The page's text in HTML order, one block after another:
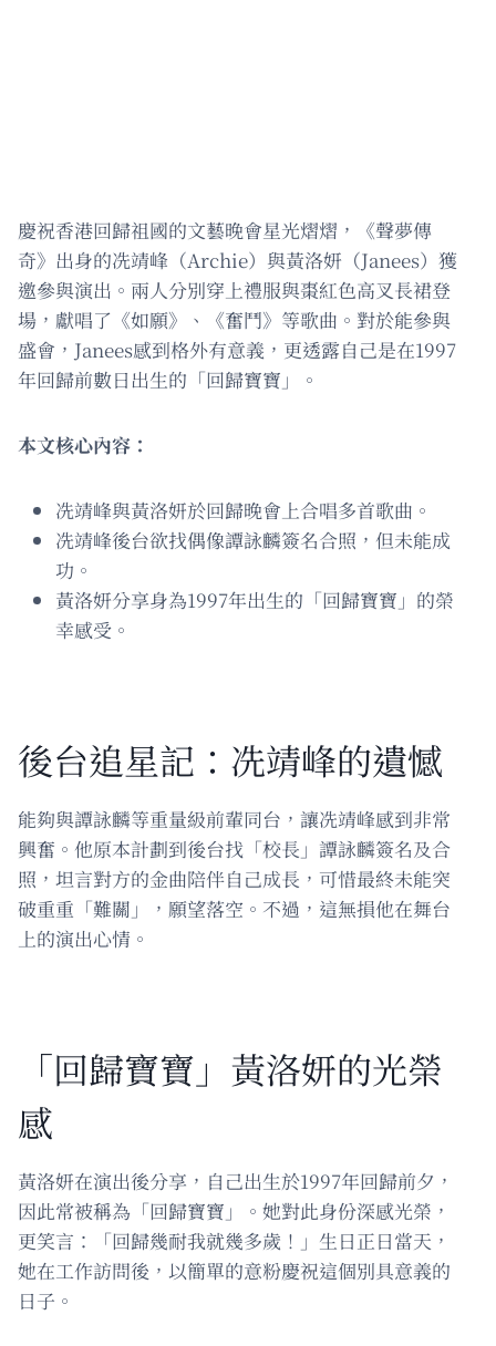
慶祝香港回歸祖國的文藝晚會星光熠熠，《聲夢傳
奇》出身的冼靖峰（Archie）與黃洛妍（Janees）獲
邀參與演出。兩人分別穿上禮服與棗紅色高叉長裙登
場，獻唱了《如願》、《奮鬥》等歌曲。對於能參與
盛會，Janees感到格外有意義，更透露自己是在1997
年回歸前數日出生的「回歸寶寶」。
本文核心內容：
冼靖峰與黃洛妍於回歸晚會上合唱多首歌曲。
冼靖峰後台欲找偶像譚詠麟簽名合照，但未能成
功。
黃洛妍分享身為1997年出生的「回歸寶寶」的榮
幸感受。
後台追星記：冼靖峰的遺憾
能夠與譚詠麟等重量級前輩同台，讓冼靖峰感到非常
興奮。他原本計劃到後台找「校長」譚詠麟簽名及合
照，坦言對方的金曲陪伴自己成長，可惜最終未能突
破重重「難關」，願望落空。不過，這無損他在舞台
上的演出心情。
「回歸寶寶」黃洛妍的光榮
感
黃洛妍在演出後分享，自己出生於1997年回歸前夕，
因此常被稱為「回歸寶寶」。她對此身份深感光榮，
更笑言：「回歸幾耐我就幾多歲！」生日正日當天，
她在工作訪問後，以簡單的意粉慶祝這個別具意義的
日子。